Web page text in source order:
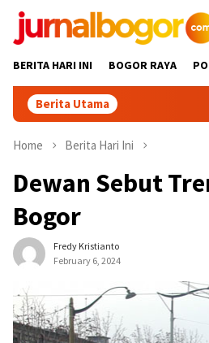
BERITA HARI INI BOGOR RAYA
Berita Utama Keren! Dua
Home Berita Hari Ini
Dewan Sebut
Bogor
Fredy Kristianto
February 6, 2024